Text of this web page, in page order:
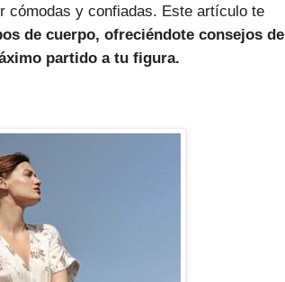
cómodas y confiadas. Este artículo te
de cuerpo, ofreciéndote consejos de
partido a tu figura.